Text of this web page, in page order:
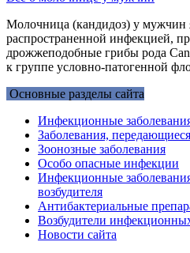
Молочница (кандидоз) у мужчин
распространенной инфекцией,
дрожжеподобные грибы рода
к группе условно-патогенной
Основные разделы сайта
Инфекционные
Заболевания,
Зоонозные заболевания
Особо опасные инфекции
Инфекционные
возбудителя
Антибактериальные
Возбудители
Новости сайта